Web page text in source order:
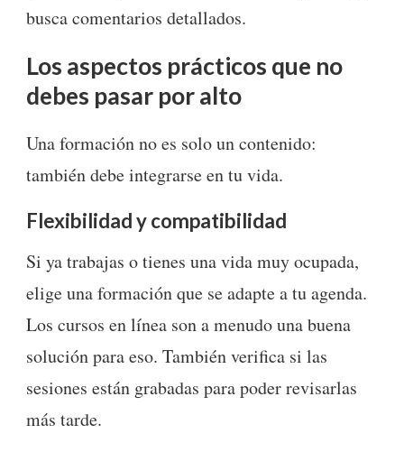
busca comentarios detallados.
Los aspectos prácticos que no
debes pasar por alto
Una formación no es solo un contenido:
también debe integrarse en tu vida.
Flexibilidad y compatibilidad
Si ya trabajas o tienes una vida muy ocupada,
elige una formación que se adapte a tu agenda.
Los cursos en línea son a menudo una buena
solución para eso. También verifica si las
sesiones están grabadas para poder revisarlas
más tarde.